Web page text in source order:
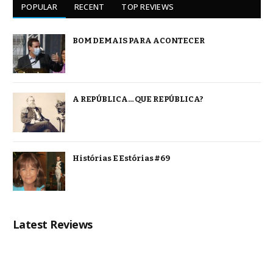
POPULAR RECENT TOP REVIEWS
BOM DEMAIS PARA ACONTECER
A REPÚBLICA… QUE REPÚBLICA?
Histórias E Estórias #69
Latest Reviews